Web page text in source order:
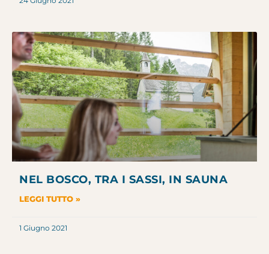
NEL BOSCO, TRA I SASSI, IN SAUNA
LEGGI TUTTO »
1 Giugno 2021